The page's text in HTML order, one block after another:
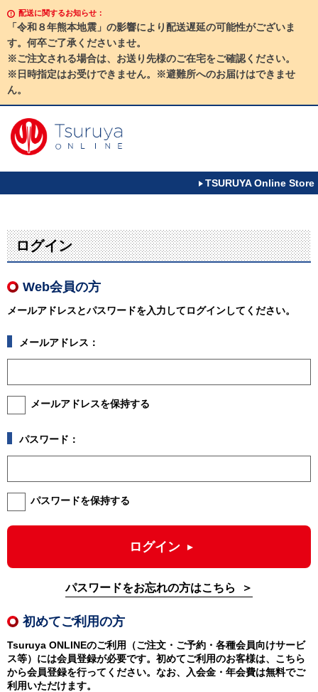
配送に関するお知らせ：
「令和８年熊本地震」の影響により配送遅延の可能性がございま
す。何卒ご了承くださいませ。
※ご注文される場合は、お送り先様のご在宅をご確認ください。
※日時指定はお受けできません。※避難所へのお届けはできませ
ん。
TSURUYA Online Store
ログイン
Web会員の方
メールアドレスとパスワードを入力してログインしてください。
メールアドレス：
メールアドレスを保持する
パスワード：
パスワードを保持する
ログイン
パスワードをお忘れの方はこちら
初めてご利用の方
Tsuruya ONLINEのご利用（ご注文・ご予約・各種会員向けサービ
ス等）には会員登録が必要です。初めてご利用のお客様は、こちら
から会員登録を行ってください。なお、入会金・年会費は無料でご
利用いただけます。